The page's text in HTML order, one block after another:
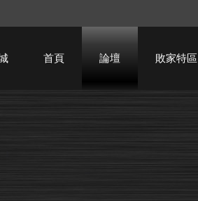
首頁 論壇 敗家特區